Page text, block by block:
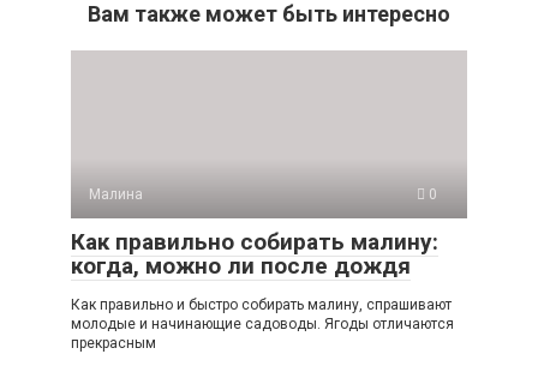
Вам также может быть интересно
Малина 0
Как правильно собирать малину:
когда, можно ли после дождя
Как правильно и быстро собирать малину, спрашивают
молодые и начинающие садоводы. Ягоды отличаются
прекрасным